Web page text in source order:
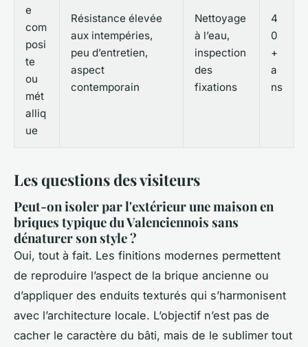
e
com
posi
te
ou
mét
alliq
ue
Résistance élevée
aux intempéries,
peu d’entretien,
aspect
contemporain
Nettoyage
à l’eau,
inspection
des
fixations
4
0
+
a
ns
Les questions des visiteurs
Peut-on isoler par l'extérieur une maison en
briques typique du Valenciennois sans
dénaturer son style ?
Oui, tout à fait. Les finitions modernes permettent
de reproduire l’aspect de la brique ancienne ou
d’appliquer des enduits texturés qui s’harmonisent
avec l’architecture locale. L’objectif n’est pas de
cacher le caractère du bâti, mais de le sublimer tout